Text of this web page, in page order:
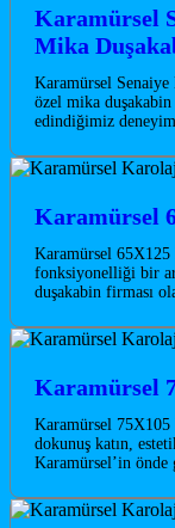
Karamürsel
Mika
Karamürsel
özel mika
edindiğimiz
Karamürsel
Karamürsel
fonksiyonelliği bir
duşakabin firması
Karamürsel
Karamürsel
dokunuş katın,
Karamürsel’in